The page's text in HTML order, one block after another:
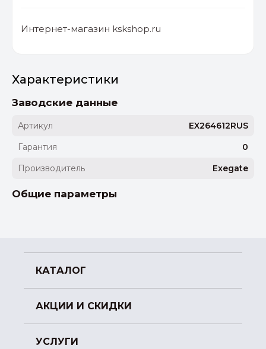
Интернет-магазин kskshop.ru
Характеристики
Заводские данные
Артикул
EX264612RUS
Гарантия
0
Производитель
Exegate
Общие параметры
КАТАЛОГ
АКЦИИ И СКИДКИ
УСЛУГИ